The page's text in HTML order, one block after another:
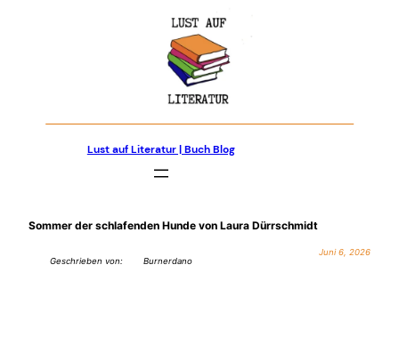
Lust auf Literatur | Buch Blog
Sommer der schlafenden Hunde von Laura Dürrschmidt
Geschrieben von: Burnerdano
Juni 6, 2026